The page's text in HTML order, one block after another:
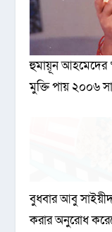
হুমায়ূন আহমেদের
মুক্তি পায় ২০০৬
বুধবার আবু
করার অনুরোধ